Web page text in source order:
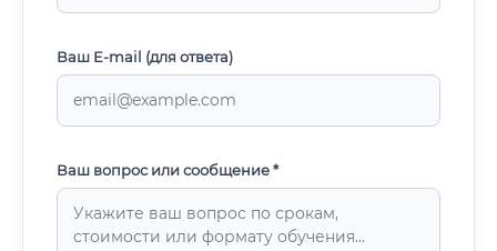
Ваш E-mail (для ответа)
Ваш вопрос или сообщение *